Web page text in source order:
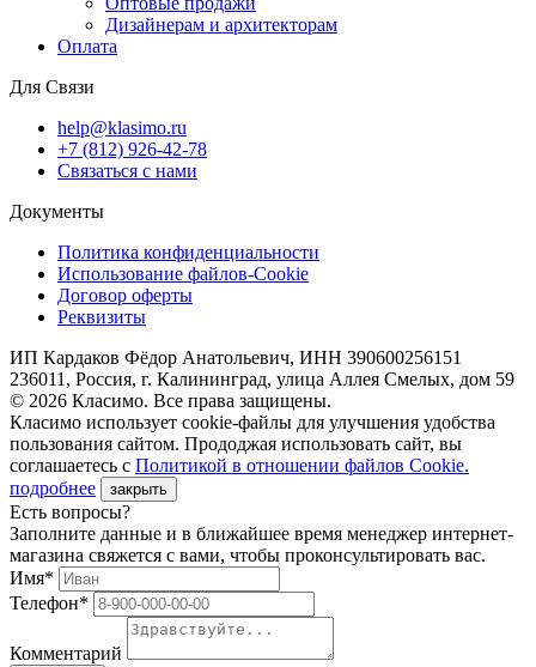
Дизайнерам и архитекторам
Оплата
Для Связи
help@klasimo.ru
+7 (812) 926-42-78
Связаться с нами
Документы
Политика конфиденциальности
Использование файлов-Cookie
Договор оферты
Реквизиты
ИП Кардаков Фёдор Анатольевич, ИНН 390600256151
236011, Россия, г. Калининград, улица Аллея Смелых, дом 59
© 2026 Класимо. Все права защищены.
Класимо использует cookie-файлы для улучшения удобства
пользования сайтом. Прододжая использовать сайт, вы
соглашаетесь с Политикой в отношении файлов Сookie.
подробнее
закрыть
Есть вопросы?
Заполните данные и в ближайшее время менеджер интернет-
магазина свяжется с вами, чтобы проконсультировать вас.
Имя*
Телефон*
Комментарий